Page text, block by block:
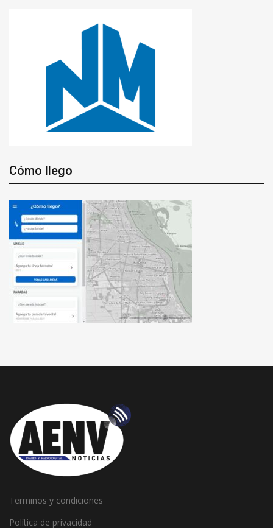
Cómo llego
Terminos y condiciones
Política de privacidad